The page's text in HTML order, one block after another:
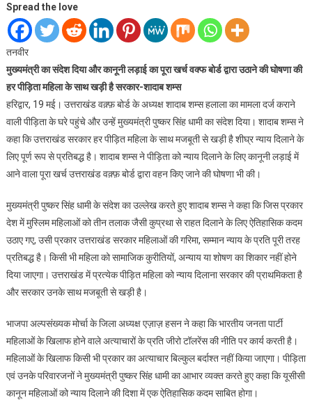
Spread the love
तनवीर
मुख्यमंत्री का संदेश दिया और कानूनी लड़ाई का पूरा खर्च वक्फ बोर्ड द्वारा उठाने की घोषणा की
हर पीड़िता महिला के साथ खड़ी है सरकार-शादाब शम्स
हरिद्वार, 19 मई। उत्तराखंड वक़्फ़ बोर्ड के अध्यक्ष शादाब शम्स हलाला का मामला दर्ज कराने
वाली पीड़िता के घरे पहुंचे और उन्हें मुख्यमंत्री पुष्कर सिंह धामी का संदेश दिया। शादाब शम्स ने
कहा कि उत्तराखंड सरकार हर पीड़ित महिला के साथ मजबूती से खड़ी है शीघ्र न्याय दिलाने के
लिए पूर्ण रूप से प्रतिबद्ध है। शादाब शम्स ने पीड़िता को न्याय दिलाने के लिए कानूनी लड़ाई में
आने वाला पूरा खर्च उत्तराखंड वक़्फ़ बोर्ड द्वारा वहन किए जाने की घोषणा भी की।
मुख्यमंत्री पुष्कर सिंह धामी के संदेश का उल्लेख करते हुए शादाब शम्स ने कहा कि जिस प्रकार
देश में मुस्लिम महिलाओं को तीन तलाक जैसी कुप्रथा से राहत दिलाने के लिए ऐतिहासिक कदम
उठाए गए, उसी प्रकार उत्तराखंड सरकार महिलाओं की गरिमा, सम्मान न्याय के प्रति पूरी तरह
प्रतिबद्ध है। किसी भी महिला को सामाजिक कुरीतियों, अन्याय या शोषण का शिकार नहीं होने
दिया जाएगा। उत्तराखंड में प्रत्येक पीड़ित महिला को न्याय दिलाना सरकार की प्राथमिकता है
और सरकार उनके साथ मजबूती से खड़ी है।
भाजपा अल्पसंख्यक मोर्चा के जिला अध्यक्ष एज़ाज़ हसन ने कहा कि भारतीय जनता पार्टी
महिलाओं के खिलाफ होने वाले अत्याचारों के प्रति जीरो टॉलरेंस की नीति पर कार्य करती है।
महिलाओं के खिलाफ किसी भी प्रकार का अत्याचार बिल्कुल बर्दाश्त नहीं किया जाएगा। पीड़िता
एवं उनके परिवारजनों ने मुख्यमंत्री पुष्कर सिंह धामी का आभार व्यक्त करते हुए कहा कि यूसीसी
कानून महिलाओं को न्याय दिलाने की दिशा में एक ऐतिहासिक कदम साबित होगा।